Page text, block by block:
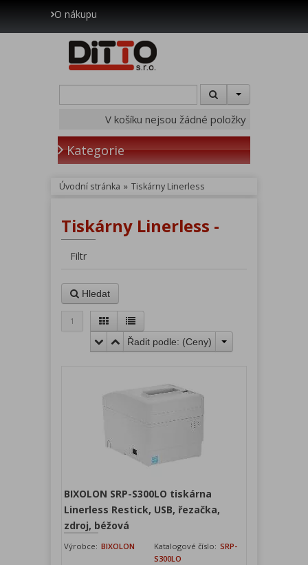
O nákupu
V košíku nejsou žádné položky
Kategorie
Úvodní stránka » Tiskárny Linerless
Tiskárny Linerless -
Filtr
Hledat
1
Řadit podle: (Ceny)
BIXOLON SRP-S300LO tiskárna
Linerless Restick, USB, řezačka,
zdroj, béžová
Výrobce: BIXOLON Katalogové číslo: SRP-
S300LO